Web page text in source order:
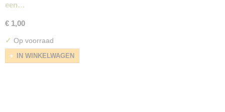
een…
€ 1,00
✓ Op voorraad
IN WINKELWAGEN